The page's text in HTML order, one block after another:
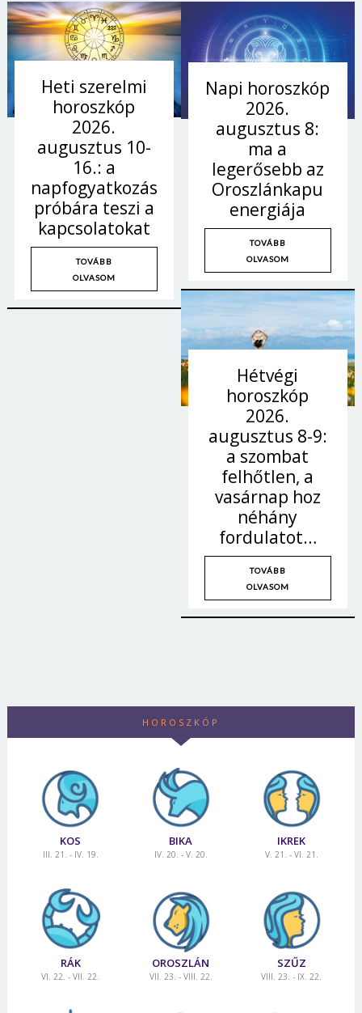
Heti szerelmi
horoszkóp
2026.
augusztus 10-
16.: a
napfogyatkozás
próbára teszi a
kapcsolatokat
TOVÁBB
OLVASOM
Napi horoszkóp
2026.
augusztus 8:
ma a
legerősebb az
Oroszlánkapu
energiája
TOVÁBB
OLVASOM
Hétvégi
horoszkóp
2026.
augusztus 8-9:
a szombat
felhőtlen, a
vasárnap hoz
néhány
fordulatot…
TOVÁBB
OLVASOM
HOROSZKÓP
KOS
III. 21. - IV. 19.
BIKA
IV. 20. - V. 20.
IKREK
V. 21. - VI. 21.
RÁK
VI. 22. - VII. 22.
OROSZLÁN
VII. 23. - VIII. 22.
SZŰZ
VIII. 23. - IX. 22.